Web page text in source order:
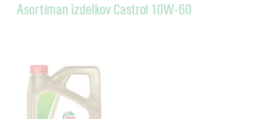
Asortiman izdelkov Castrol 10W-60